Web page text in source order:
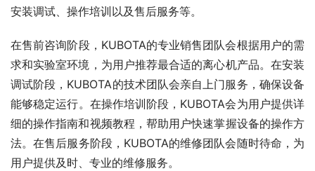
安装调试、操作培训以及售后服务等。
在售前咨询阶段，KUBOTA的专业销售团队会根据用户的需
求和实验室环境，为用户推荐最合适的离心机产品。在安装
调试阶段，KUBOTA的技术团队会亲自上门服务，确保设备
能够稳定运行。在操作培训阶段，KUBOTA会为用户提供详
细的操作指南和视频教程，帮助用户快速掌握设备的操作方
法。在售后服务阶段，KUBOTA的维修团队会随时待命，为
用户提供及时、专业的维修服务。